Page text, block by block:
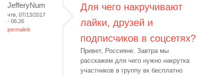
JefferyNum
чтв, 07/13/2017
- 06:26
permalink
Для чего накручивают
лайки, друзей и
подписчиков в соцсетях?
Привет, Россияне. Завтра мы
расскажем для чего нужно накрутка
участников в группу вк бесплатно